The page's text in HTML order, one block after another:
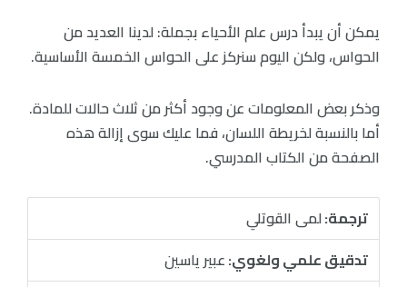
يمكن أن يبدأ درس علم الأحياء بجملة: لدينا العديد من
الحواس، ولكن اليوم سنركز على الحواس الخمسة الأساسية.
وذكر بعض المعلومات عن وجود أكثر من ثلاث حالات للمادة.
أما بالنسبة لخريطة اللسان، فما عليك سوى إزالة هذه
الصفحة من الكتاب المدرسي.
ترجمة:لمى القوتلي
تدقيق علمي ولغوي:عبير ياسين